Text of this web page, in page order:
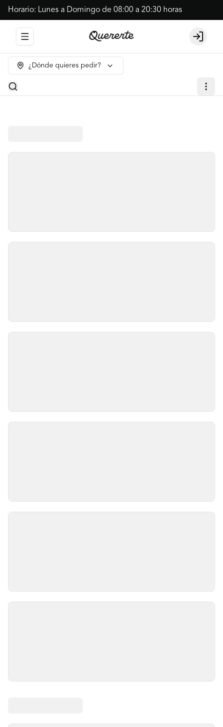
Horario: Lunes a Domingo de 08:00 a 20:30 horas
Abrir menu de navegación Login
¿Dónde quieres pedir?